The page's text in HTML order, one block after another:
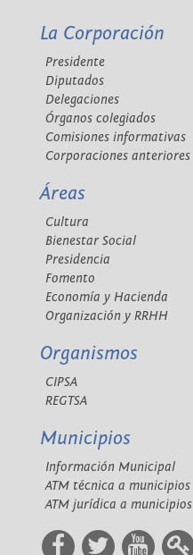
La Corporación
Presidente
Diputados
Delegaciones
Órganos colegiados
Comisiones informativas
Corporaciones anteriores
Áreas
Cultura
Bienestar Social
Presidencia
Fomento
Economía y Hacienda
Organización y RRHH
Organismos
CIPSA
REGTSA
Municipios
Información Municipal
ATM técnica a municipios
ATM jurídica a municipios